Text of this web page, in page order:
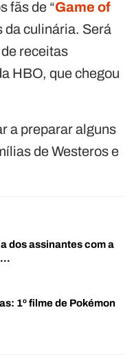
fãs de “Game of
da culinária. Será
receitas
HBO, que chegou
a preparar alguns
de Westeros e
dos assinantes com a
1º filme de Pokémon